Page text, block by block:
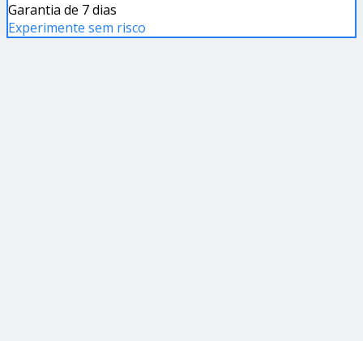
Garantia de 7 dias
Experimente sem risco